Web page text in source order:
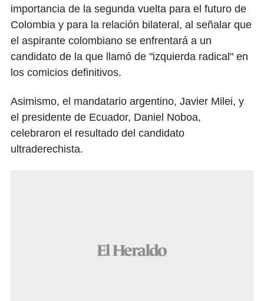
importancia de la segunda vuelta para el futuro de
Colombia y para la relación bilateral, al señalar que
el aspirante colombiano se enfrentará a un
candidato de la que llamó de "izquierda radical" en
los comicios definitivos.
Asimismo, el mandatario argentino, Javier Milei, y
el presidente de Ecuador, Daniel Noboa,
celebraron el resultado del candidato
ultraderechista.